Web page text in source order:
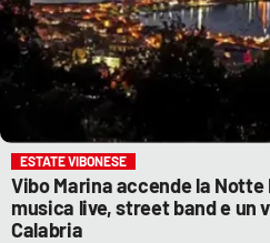
ESTATE VIBONESE
Vibo Marina accende la
musica live, street band e un
Calabria